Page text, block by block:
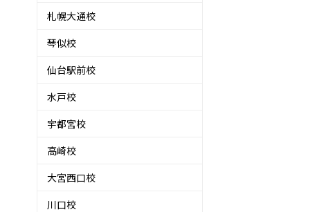
札幌大通校
琴似校
仙台駅前校
水戸校
宇都宮校
高崎校
大宮西口校
川口校